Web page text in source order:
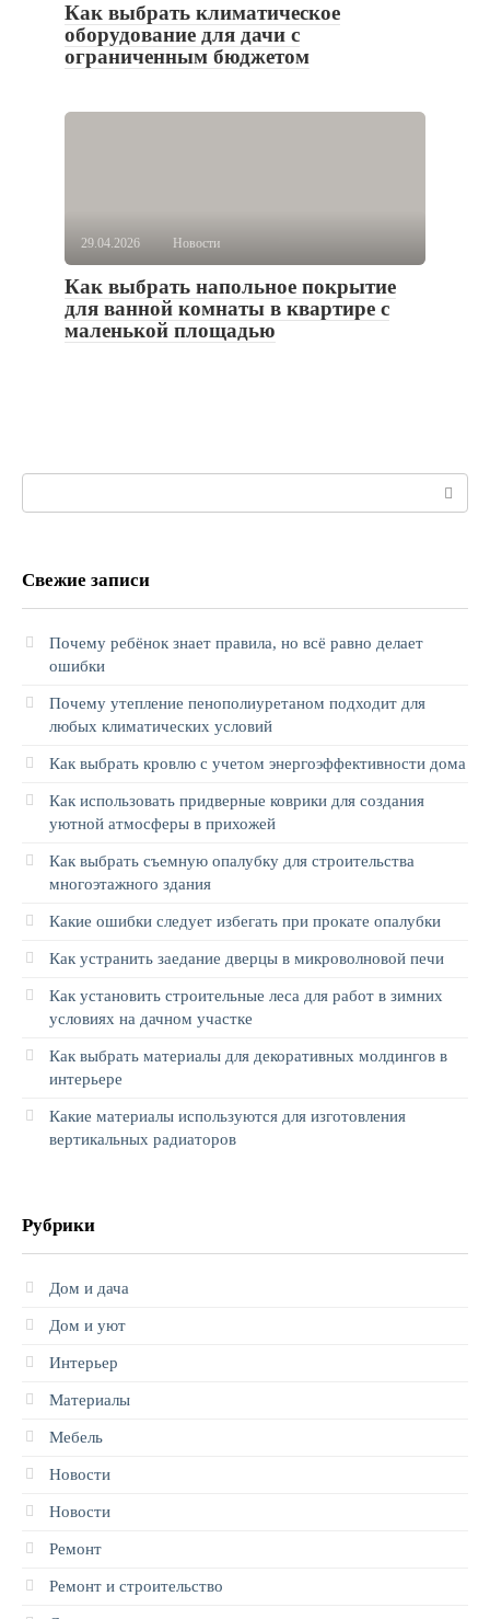
Как выбрать климатическое
оборудование для дачи с
ограниченным бюджетом
29.04.2026 Новости
Как выбрать напольное покрытие
для ванной комнаты в квартире с
маленькой площадью
Свежие записи
Почему ребёнок знает правила, но всё равно делает
ошибки
Почему утепление пенополиуретаном подходит для
любых климатических условий
Как выбрать кровлю с учетом энергоэффективности дома
Как использовать придверные коврики для создания
уютной атмосферы в прихожей
Как выбрать съемную опалубку для строительства
многоэтажного здания
Какие ошибки следует избегать при прокате опалубки
Как устранить заедание дверцы в микроволновой печи
Как установить строительные леса для работ в зимних
условиях на дачном участке
Как выбрать материалы для декоративных молдингов в
интерьере
Какие материалы используются для изготовления
вертикальных радиаторов
Рубрики
Дом и дача
Дом и уют
Интерьер
Материалы
Мебель
Новости
Новости
Ремонт
Ремонт и строительство